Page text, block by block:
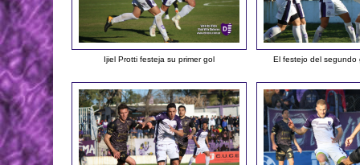
Ijiel Protti festeja su primer gol El festejo del segundo